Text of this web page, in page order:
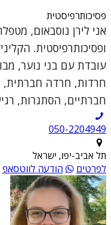
פסיכותרפיסטית
אני לירן נוסבאום,
ופסיכותרפיסטית.
עובדת עם בני נוער,
חרדות, חרדה חברתית,
חברתיים, הסתגרות,
050-2204949
תל אביב-יפו, ישראל
לפרטים
הודעה לווטסאפ